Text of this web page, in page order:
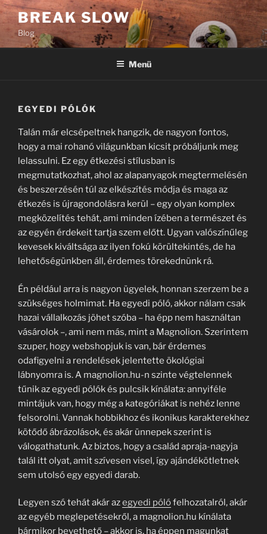
Tartalomhoz
BREAK SLOW
Blog
Menü
EGYEDI PÓLÓK
Talán már elcsépeltnek hangzik, de nagyon fontos,
hogy a mai rohanó világunkban kicsit próbáljunk meg
lelassulni. Ez egy étkezési stílusban is
megmutatkozhat, ahol az alapanyagok megtermelésén
és beszerzésén túl az elkészítés módja és maga az
étkezés is újragondolásra kerül – egy olyan komplex
megközelítés tehát, ami minden ízében a természet és
az egyén érdekeit tartja szem előtt. Ugyan valószínűleg
kevesek kiváltsága az ilyen fokú körültekintés, de ha
lehetőségünkben áll, érdemes törekednünk rá.
Én például arra is nagyon ügyelek, honnan szerzem be a
szükséges holmimat. Ha egyedi póló, akkor nálam csak
hazai vállalkozás jöhet szóba – ha épp nem használtan
vásárolok –, ami nem más, mint a Magnolion. Szerintem
szuper, hogy webshopjuk is van, bár érdemes
odafigyelni a rendelések jelentette ökológiai
lábnyomra is. A magnolion.hu-n szinte végtelennek
tűnik az egyedi pólók és pulcsik kínálata: annyiféle
mintájuk van, hogy még a kategóriákat is nehéz lenne
felsorolni. Vannak hobbikhoz és ikonikus karakterekhez
kötődő ábrázolások, és akár ünnepek szerint is
válogathatunk. Az biztos, hogy a család apraja-nagyja
talál itt olyat, amit szívesen visel, így ajándékötletnek
sem utolsó egy egyedi darab.
Legyen szó tehát akár azegyedi pólófelhozatalról, akár
az egyéb meglepetésekről, a magnolion.hu kínálata
bármikor bevethető – akkor is, ha éppen magunkat